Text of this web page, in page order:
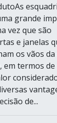
grande
vez que são
e janelas
os vãos da
termos de
de...